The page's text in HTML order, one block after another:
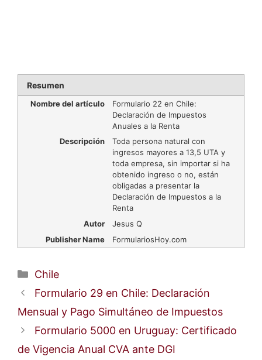
Resumen
Nombre del artículo
Formulario 22 en Chile:
Declaración de Impuestos
Anuales a la Renta
Descripción
Toda persona natural con
ingresos mayores a 13,5 UTA y
toda empresa, sin importar si ha
obtenido ingreso o no, están
obligadas a presentar la
Declaración de Impuestos a la
Renta
Autor
Jesus Q
Publisher Name
FormulariosHoy.com
Categorías
Chile
Formulario 29 en Chile: Declaración
Mensual y Pago Simultáneo de Impuestos
Formulario 5000 en Uruguay: Certificado
de Vigencia Anual CVA ante DGI